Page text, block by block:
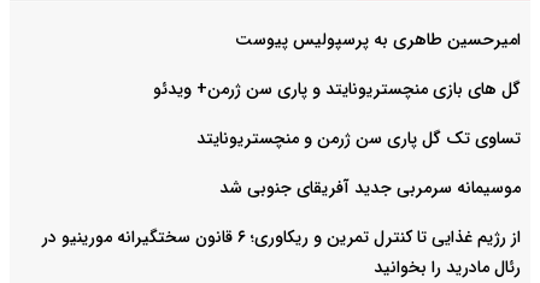
امیرحسین طاهری به پرسپولیس پیوست
گل های بازی منچستریونایتد و پاری سن ژرمن+ ویدئو
تساوی تک گل پاری سن ژرمن و منچستریونایتد
موسیمانه سرمربی جدید آفریقای جنوبی شد
از رژیم غذایی تا کنترل تمرین و ریکاوری؛ ۶ قانون سختگیرانه مورینیو در
رئال مادرید را بخوانید